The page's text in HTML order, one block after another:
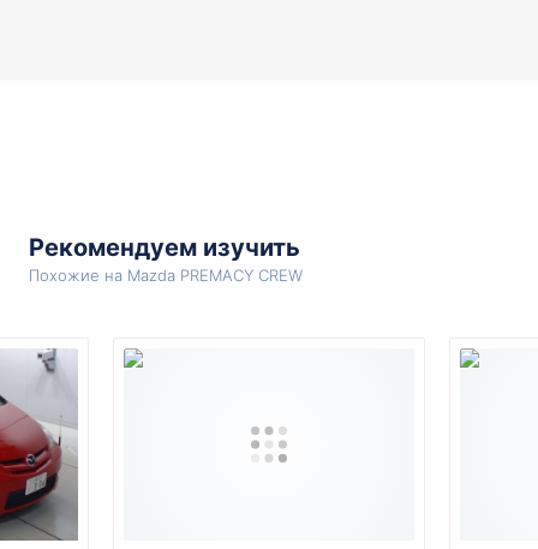
Рекомендуем изучить
Похожие на Mazda PREMACY CREW